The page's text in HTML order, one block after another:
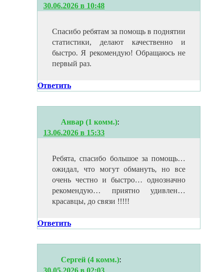
30.06.2026 в 10:48
Спасибо ребятам за помощь в поднятии
статистики, делают качественно и
быстро. Я рекомендую! Обращаюсь не
первый раз.
Ответить
Анвар (1 комм.):
13.06.2026 в 15:33
Ребята, спасибо большое за помощь…
ожидал, что могут обмануть, но все
очень честно и быстро… однозначно
рекомендую… приятно удивлен…
красавцы, до связи !!!!!
Ответить
Сергей (4 комм.):